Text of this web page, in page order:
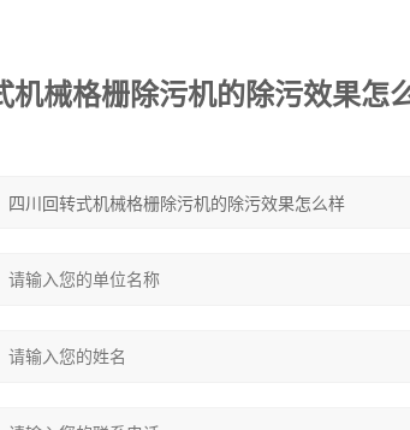
机械格栅除污机的除污效果怎